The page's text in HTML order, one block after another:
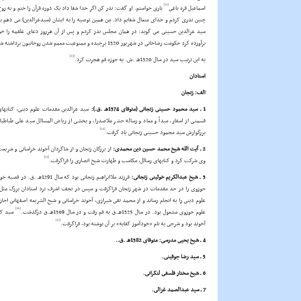
اسماعیل قره باغى[11]
یارى خواستم. او گفت: نذر کن اگر خدا شفا داد یک دوره قرآن را ختم و به
چنین نذرى کردم و خداى متعال شفایم داد. من همین توصیه را به ایشان (سیدعزالدین) مى دهم
سید عزالدین حسینى مى گوید: در همان مجلس نذر کردم و پس از آن هرروز دعاى علقمه را
برآورده کرد حکومت رضاخانى در شهریور 1320 برچیده و ممنوعیت معمم شدن روحانیون برداشته شد و پدر اجازه سفر به قم را داد.
به این ترتیب سید در سال 1320هـ .ش. به حوزه قم هجرت کرد. [13]
استادان
الف: زنجان
1 ـ سید محمود حسینى زنجانى (متوفاى 1374هـ .ق.):
سید عزالدین مقدمات علوم دینى،
قسمتى از اسفار، مبدأ و معاد و رساله حشر ملاصدرا، و بخشى از ریاض المسائل سید على
بزرگوارش سید محمود حسینى زنجانى یاد گرفت.[14]
2 ـ آیت الله شیخ محمد حسین دین محمدى:
از بزرگان زنجان و از شاگردان آخوند خراسانى و
وى شرکت کرد و کتابهاى رسائل، مکاسب و طهارت شیخ انصارى را فراگرفت.[15]
3 ـ شیخ عبدالکریم خوئینى زنجانى:
فرزند ملاابراهیم زنجانى
حوزوى را در حد مقدمات در شهر زنجان فراگرفت و سپس در نجف اشرف نزد استادان بزرگ
علوم دینى را به انجام رساند و از محمد تقى شیرازى، آخوند خراسانى و شیخ الشریعه اصفهانى
علوم حوزوى مشغول بود. در سال 1325هـ.ق به قم رفت و در سال 1369هـ.ق درگذشت.
[16]
سید
آخوند بود و شرحى به نام «خودآموز کفایه» بر آن نوشته بود، فراگرفت.[17]
4 ـ شیخ یحیى مدرسى: متوفاى 1382هـ .ق..
5 ـ سید رضا جوقینى.
6 ـ شیخ مختار فلسفى لنکرانى.
7 ـ سید عبدالصمد غزالى.